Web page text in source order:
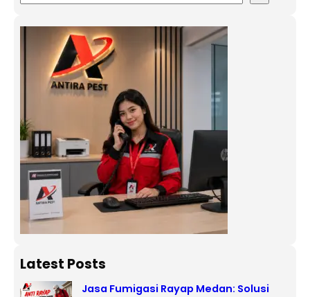
Latest Posts
Jasa Fumigasi Rayap Medan: Solusi